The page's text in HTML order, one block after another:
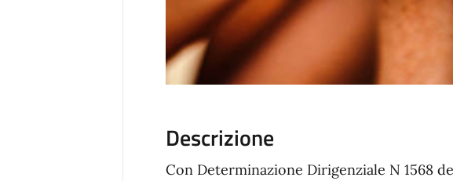
Descrizione
Con Determinazione Dirigenziale N 1568